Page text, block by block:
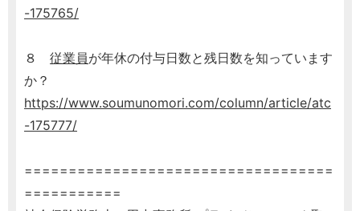
-175765/
８ 従業員が年休の付与日数と残日数を知っています
か？
https://www.soumunomori.com/column/article/atc
-175777/
===================================
===========